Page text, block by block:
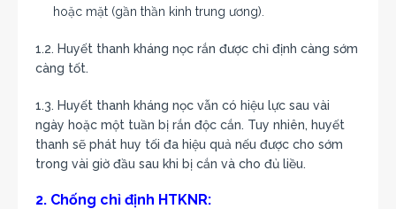
hoặc mặt (gần thần kinh trung ương).
1.2. Huyết thanh kháng nọc rắn được chỉ định càng sớm
càng tốt.
1.3. Huyết thanh kháng nọc vẫn có hiệu lực sau vài
ngày hoặc một tuần bị rắn độc cắn. Tuy nhiên, huyết
thanh sẽ phát huy tối đa hiệu quả nếu được cho sớm
trong vài giờ đầu sau khi bị cắn và cho đủ liều.
2. Chống chỉ định HTKNR: